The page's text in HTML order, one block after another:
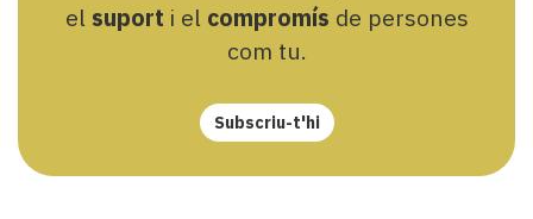
el suport i el compromís de persones
com tu.
Subscriu-t'hi